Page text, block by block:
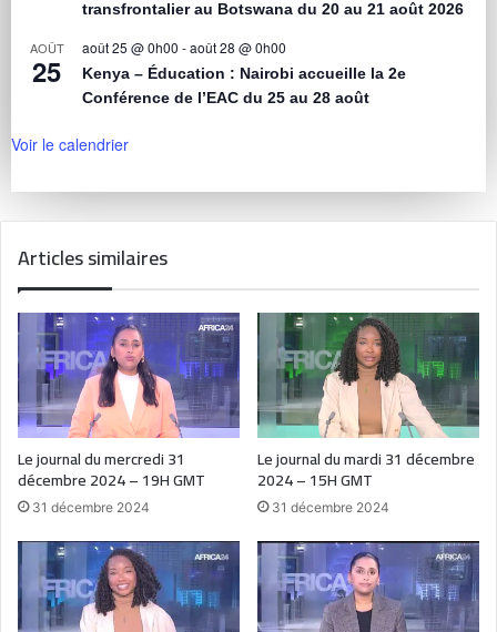
transfrontalier au Botswana du 20 au 21 août 2026
AOÛT
25
août 25 @ 0h00 -août 28 @ 0h00
Kenya – Éducation : Nairobi accueille la 2e
Conférence de l’EAC du 25 au 28 août
Voir le calendrier
Articles similaires
Le journal du mercredi 31
décembre 2024 – 19H GMT
31 décembre 2024
Le journal du mardi 31 décembre
2024 – 15H GMT
31 décembre 2024